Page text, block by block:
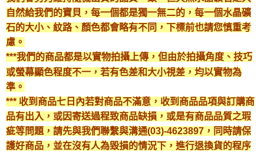
自然給我們的寶貝，每一個都是獨一無二的，每一個水晶礦
石的大小、紋路、顏色都會略有不同，下標前也請您慎重考
慮。
***我們的商品都是以實物拍攝上傳，但由於拍攝角度、技巧
或螢幕顯色程度不一，若有色差和大小視差，均以實物為
準。
*** 收到商品七日內若對商品不滿意，收到商品品項與訂購商
品有出入，或因寄送過程致商品缺損，或是有商品品質之瑕
疵等問題，請先與我們聯繫與溝通(03)-4623897，同時請保
護好商品，並在沒有人為毀損的情況下，進行退換貨的程序